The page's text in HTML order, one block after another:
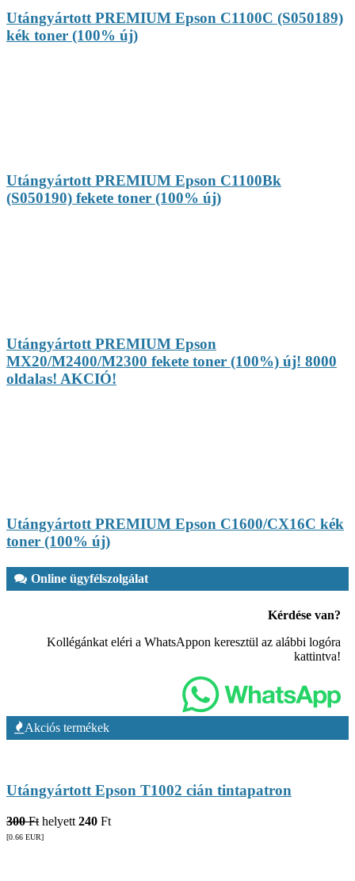
Utángyártott PREMIUM Epson C1100C (S050189)
kék toner (100% új)
Utángyártott PREMIUM Epson C1100Bk
(S050190) fekete toner (100% új)
Utángyártott PREMIUM Epson
MX20/M2400/M2300 fekete toner (100%) új! 8000
oldalas! AKCIÓ!
Utángyártott PREMIUM Epson C1600/CX16C kék
toner (100% új)
Online ügyfélszolgálat
Kérdése van?
Kollégánkat eléri a WhatsAppon keresztül az alábbi logóra
kattintva!
Akciós termékek
Utángyártott Epson T1002 cián tintapatron
300 Ft helyett 240 Ft
[0.66 EUR]